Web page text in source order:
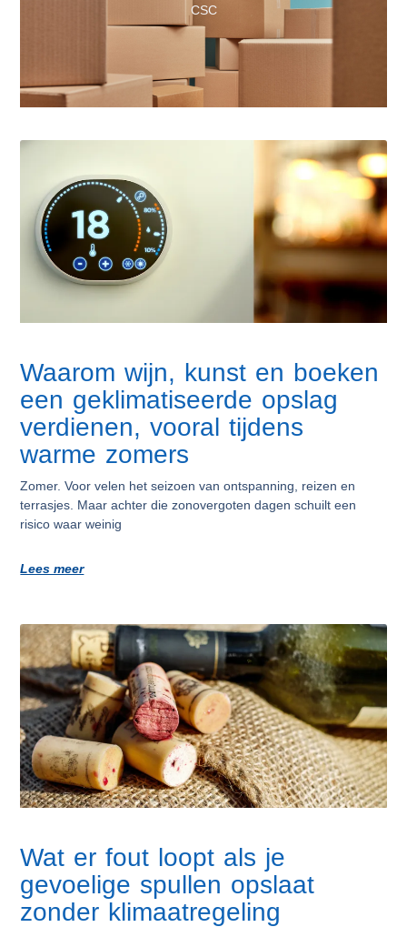
CSC
Waarom wijn, kunst en boeken
een geklimatiseerde opslag
verdienen, vooral tijdens
warme zomers
Zomer. Voor velen het seizoen van ontspanning, reizen en
terrasjes. Maar achter die zonovergoten dagen schuilt een
risico waar weinig
Lees meer
Wat er fout loopt als je
gevoelige spullen opslaat
zonder klimaatregeling